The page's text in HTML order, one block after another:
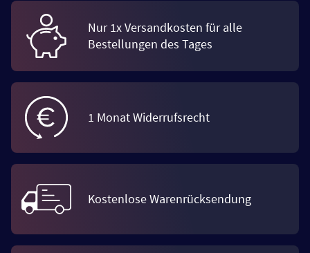
Nur 1x Versandkosten für alle
Bestellungen des Tages
1 Monat Widerrufsrecht
Kostenlose Warenrücksendung